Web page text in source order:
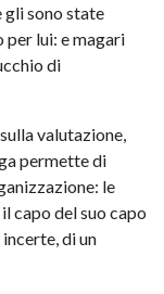
sono state
per lui: e magari
di
valutazione,
permette di
le
capo del suo capo
di un